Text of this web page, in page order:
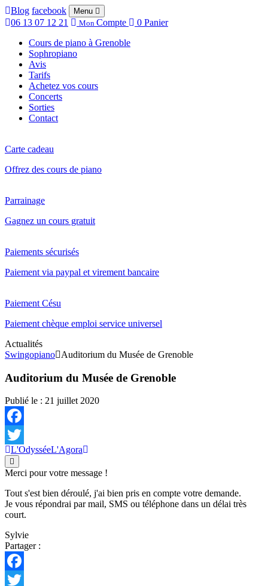
Blog facebook Menu
06 13 07 12 21 Mon Compte 0 Panier
Cours de piano à Grenoble
Sophropiano
Avis
Tarifs
Achetez vos cours
Concerts
Sorties
Contact
Carte cadeau
Offrez des cours de piano
Parrainage
Gagnez un cours gratuit
Paiements sécurisés
Paiement via paypal et virement bancaire
Paiement Césu
Paiement chèque emploi service universel
Actualités
Swingopiano
Auditorium du Musée de Grenoble
Auditorium du Musée de Grenoble
Publié le : 21 juillet 2020
Facebook
Twitter
L'OdysséeL'Agora
Merci pour votre message !
Tout s'est bien déroulé, j'ai bien pris en compte votre demande.
Je vous répondrai par mail, SMS ou téléphone dans un délai très
court.
Sylvie
Partager :
Facebook